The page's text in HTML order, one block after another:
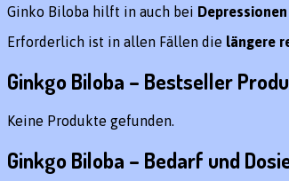
Ginko Biloba hilft in auch bei Depressionen
Erforderlich ist in allen Fällen die längere
Ginkgo Biloba – Bestseller
Keine Produkte gefunden.
Ginkgo Biloba – Bedarf und